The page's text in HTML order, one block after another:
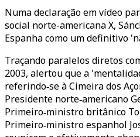
Numa declaração em vídeo
social norte-americana X,
Espanha como um definitivo
Traçando paralelos diretos
2003, alertou que a
referindo‑se à Cimeira dos
Presidente norte‑americano
Primeiro‑ministro britânico
Primeiro‑ministro espanhol